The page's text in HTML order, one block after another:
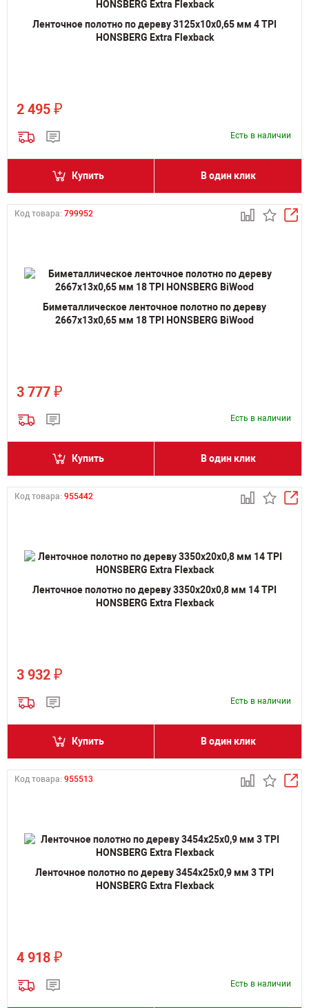
Ленточное полотно по дереву 3125х10х0,65 мм 4 TPI
HONSBERG Extra Flexback
2 495 ₽
Есть в наличии
Купить В один клик
Код товара: 799952
Биметаллическое ленточное полотно по дереву
2667х13х0,65 мм 18 TPI HONSBERG BiWood
3 777 ₽
Есть в наличии
Купить В один клик
Код товара: 955442
Ленточное полотно по дереву 3350х20х0,8 мм 14 TPI
HONSBERG Extra Flexback
3 932 ₽
Есть в наличии
Купить В один клик
Код товара: 955513
Ленточное полотно по дереву 3454х25х0,9 мм 3 TPI
HONSBERG Extra Flexback
4 918 ₽
Есть в наличии